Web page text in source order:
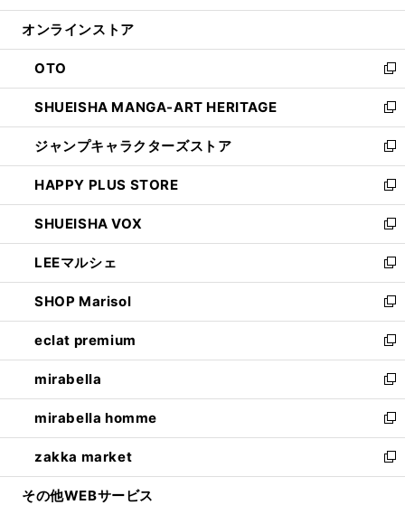
開
ン
ウ
で
開
く
ウ
ン
ド
ウ
で
開
く
オンラインストア
OTO
新
し
い
ウ
ィ
ン
ド
ウ
で
開
く
SHUEISHA MANGA-ART HERITAGE
新
し
い
ウ
ィ
ン
ド
ウ
で
開
く
ジャンプキャラクターズストア
新
し
い
ウ
ィ
ン
ド
ウ
で
開
く
HAPPY PLUS STORE
新
し
い
ウ
ィ
ン
ド
ウ
で
開
く
SHUEISHA VOX
新
し
い
ウ
ィ
ン
ド
ウ
で
開
く
LEEマルシェ
新
し
い
ウ
ィ
ン
ド
ウ
で
開
く
SHOP Marisol
新
し
い
ウ
ィ
ン
ド
ウ
で
開
eclat premium
新
し
い
ウ
ィ
ン
ド
ウ
mirabella
新
し
い
ウ
ィ
ン
mirabella homme
新
し
い
ウ
zakka market
新
し
その他WEBサービス